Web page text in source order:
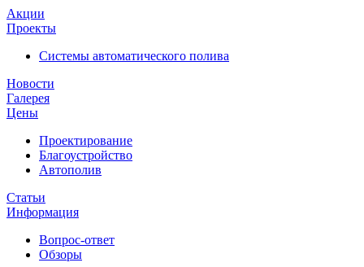
Акции
Проекты
Системы автоматического полива
Новости
Галерея
Цены
Проектирование
Благоустройство
Автополив
Статьи
Информация
Вопрос-ответ
Обзоры